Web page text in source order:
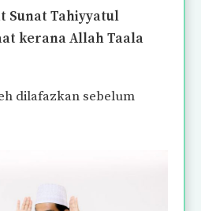
Sunat Tahiyyatul
kerana Allah Taala
dilafazkan sebelum